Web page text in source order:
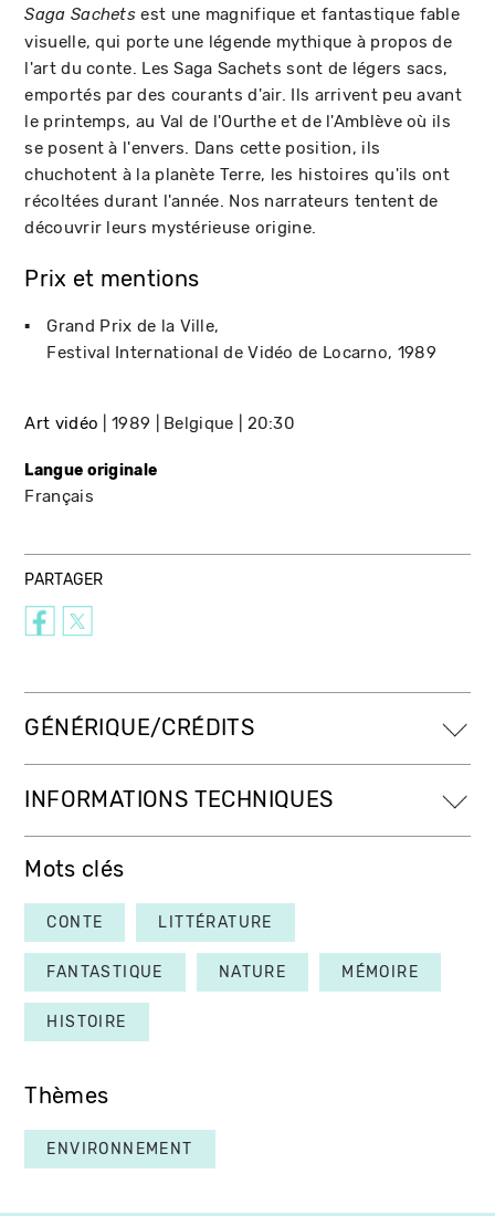
Saga Sachets est une magnifique et fantastique fable
visuelle, qui porte une légende mythique à propos de
l'art du conte. Les Saga Sachets sont de légers sacs,
emportés par des courants d'air. Ils arrivent peu avant
le printemps, au Val de l'Ourthe et de l'Amblève où ils
se posent à l'envers. Dans cette position, ils
chuchotent à la planète Terre, les histoires qu'ils ont
récoltées durant l'année. Nos narrateurs tentent de
découvrir leurs mystérieuse origine.
Prix et mentions
Grand Prix de la Ville
Festival International de Vidéo de Locarno 1989
Art vidéo 1989 Belgique 20:30
Langue originale
Français
PARTAGER
GÉNÉRIQUE/CRÉDITS
INFORMATIONS TECHNIQUES
Mots clés
CONTE LITTÉRATURE
FANTASTIQUE NATURE MÉMOIRE
HISTOIRE
Thèmes
ENVIRONNEMENT